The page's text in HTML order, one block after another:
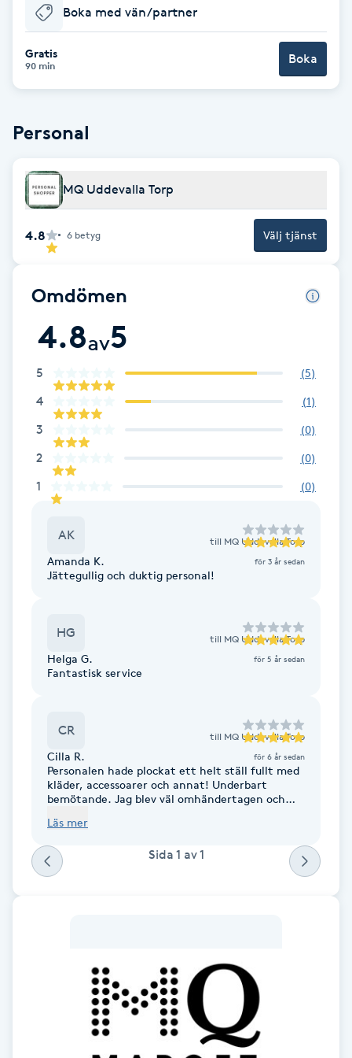
Babylights
Balayage
Barnklippning
Blowout
Bottenfärg
Brynformning
Brynfärgning
Brynplockning
Celluliter
Color correction
Damklippning
Dermapen
Diamantslipning
E
Extensions borttagning
Eyeliner-tatuering
Boka med vän/partner
Gratis
90 min Boka
Personal
MQ Uddevalla Torp
4.8 6 betyg Välj tjänst
Omdömen
4.8av5
5 (5)
4 (1)
3 (0)
2 (0)
1 (0)
AK till MQ Uddevalla Torp
Amanda K. för 3 år sedan
Jättegullig och duktig personal!
HG till MQ Uddevalla Torp
Helga G. för 5 år sedan
Fantastisk service
CR till MQ Uddevalla Torp
Cilla R. för 6 år sedan
Personalen hade plockat ett helt ställ fullt med
kläder, accessoarer och annat! Underbart
bemötande. Jag blev väl omhändertagen och
av saker jag inte gillade utan min vilja kom i
med en fin rabatt. Tack Uddevallas personal :)
Läs mer
Sida 1 av1